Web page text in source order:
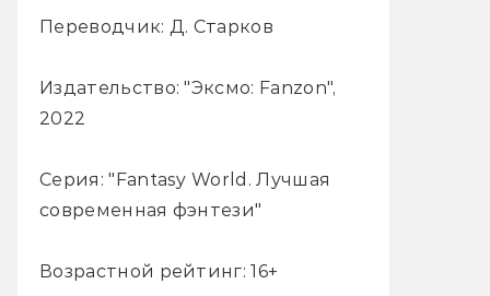
Переводчик: Д. Старков
Издательство: "Эксмо: Fanzon",
2022
Серия: "Fantasy World. Лучшая
современная фэнтези"
Возрастной рейтинг: 16+